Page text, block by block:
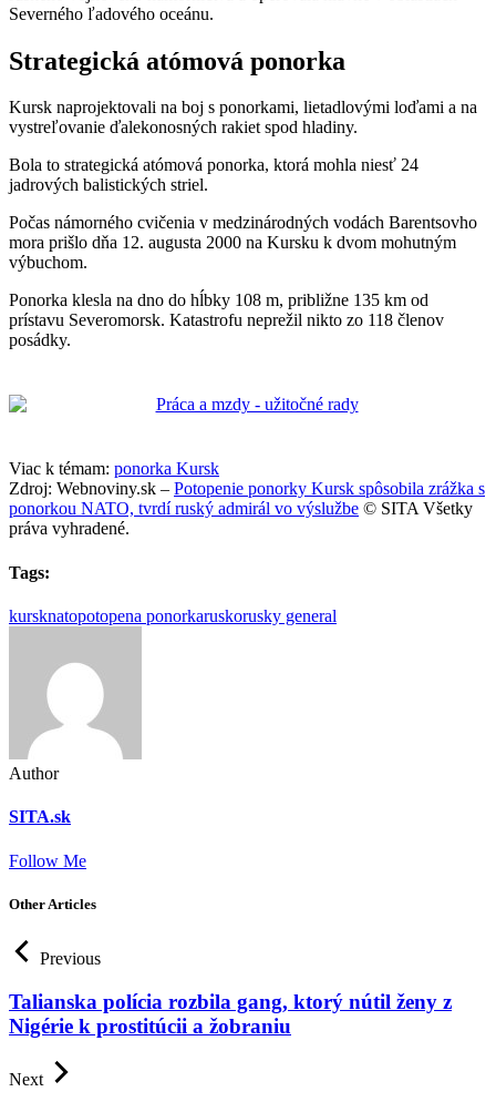
Severného ľadového oceánu.
Strategická atómová ponorka
Kursk naprojektovali na boj s ponorkami, lietadlovými loďami a na
vystreľovanie ďalekonosných rakiet spod hladiny.
Bola to strategická atómová ponorka, ktorá mohla niesť 24
jadrových balistických striel.
Počas námorného cvičenia v medzinárodných vodách Barentsovho
mora prišlo dňa 12. augusta 2000 na Kursku k dvom mohutným
výbuchom.
Ponorka klesla na dno do hĺbky 108 m, približne 135 km od
prístavu Severomorsk. Katastrofu neprežil nikto zo 118 členov
posádky.
Viac k témam: ponorka Kursk
Zdroj: Webnoviny.sk – Potopenie ponorky Kursk spôsobila zrážka s
ponorkou NATO, tvrdí ruský admirál vo výslužbe © SITA Všetky
práva vyhradené.
Tags:
kursknatopotopena ponorkaruskorusky general
Author
SITA.sk
Follow Me
Other Articles
Previous
Talianska polícia rozbila gang, ktorý nútil ženy z
Nigérie k prostitúcii a žobraniu
Next